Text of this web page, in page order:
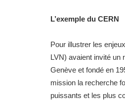
L’exemple du CERN
Pour illustrer les
LVN) avaient invité un
Genève et fondé en
mission la recherche
puissants et les plus